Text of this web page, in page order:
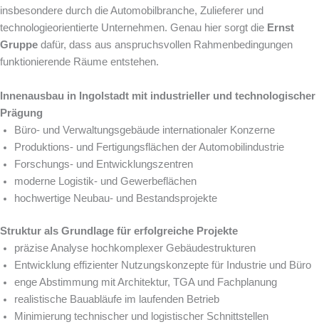
insbesondere durch die Automobilbranche, Zulieferer und
technologieorientierte Unternehmen. Genau hier sorgt die Ernst
Gruppe dafür, dass aus anspruchsvollen Rahmenbedingungen
funktionierende Räume entstehen.
Innenausbau in Ingolstadt mit industrieller und technologischer
Prägung
Büro- und Verwaltungsgebäude internationaler Konzerne
Produktions- und Fertigungsflächen der Automobilindustrie
Forschungs- und Entwicklungszentren
moderne Logistik- und Gewerbeflächen
hochwertige Neubau- und Bestandsprojekte
Struktur als Grundlage für erfolgreiche Projekte
präzise Analyse hochkomplexer Gebäudestrukturen
Entwicklung effizienter Nutzungskonzepte für Industrie und Büro
enge Abstimmung mit Architektur, TGA und Fachplanung
realistische Bauabläufe im laufenden Betrieb
Minimierung technischer und logistischer Schnittstellen